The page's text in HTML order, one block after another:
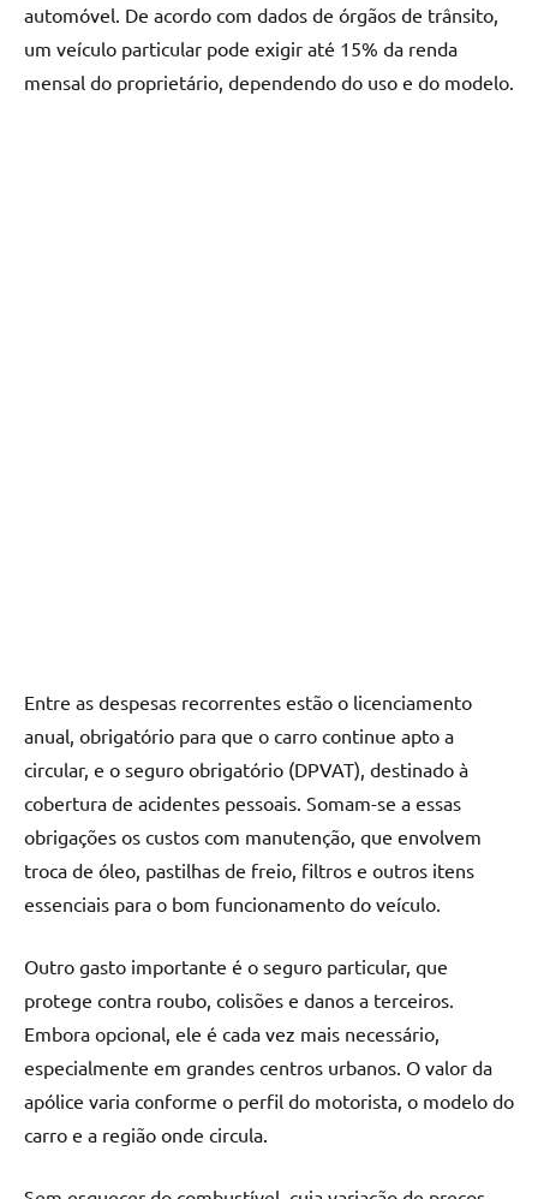
automóvel. De acordo com dados de órgãos de trânsito,
um veículo particular pode exigir até 15% da renda
mensal do proprietário, dependendo do uso e do modelo.
Entre as despesas recorrentes estão o licenciamento
anual, obrigatório para que o carro continue apto a
circular, e o seguro obrigatório (DPVAT), destinado à
cobertura de acidentes pessoais. Somam-se a essas
obrigações os custos com manutenção, que envolvem
troca de óleo, pastilhas de freio, filtros e outros itens
essenciais para o bom funcionamento do veículo.
Outro gasto importante é o seguro particular, que
protege contra roubo, colisões e danos a terceiros.
Embora opcional, ele é cada vez mais necessário,
especialmente em grandes centros urbanos. O valor da
apólice varia conforme o perfil do motorista, o modelo do
carro e a região onde circula.